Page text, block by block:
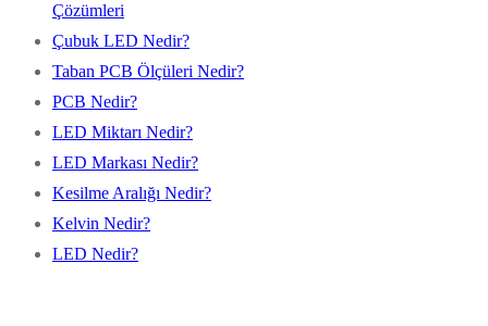
Çözümleri
Çubuk LED Nedir?
Taban PCB Ölçüleri Nedir?
PCB Nedir?
LED Miktarı Nedir?
LED Markası Nedir?
Kesilme Aralığı Nedir?
Kelvin Nedir?
LED Nedir?